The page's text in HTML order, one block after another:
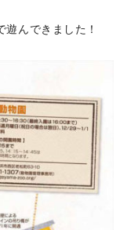
遊んできました！